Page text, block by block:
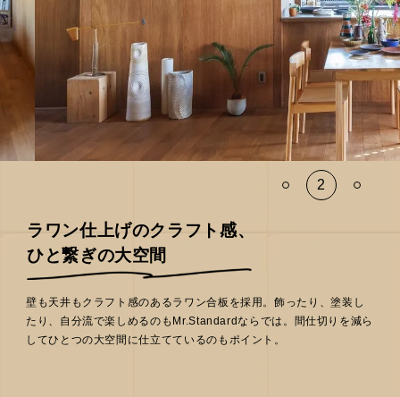
ラワン仕上げのクラフト感、
ひと繋ぎの大空間
壁も天井もクラフト感のあるラワン合板を採用。飾ったり、塗装し
たり、自分流で楽しめるのもMr.Standardならでは。間仕切りを減ら
してひとつの大空間に仕立てているのもポイント。